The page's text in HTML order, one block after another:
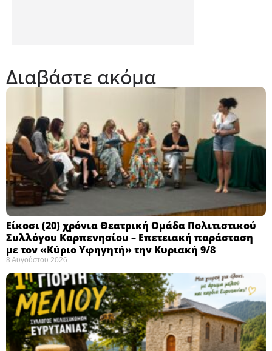
Διαβάστε ακόμα
Eίκοσι (20) χρόνια Θεατρική Ομάδα Πολιτιστικού
Συλλόγου Καρπενησίου – Επετειακή παράσταση
με τον «Κύριο Υφηγητή» την Κυριακή 9/8
8 Αυγούστου 2026